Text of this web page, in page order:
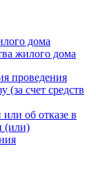
дома
жилого дома
проведения
(за счет средств
об отказе в
(или)